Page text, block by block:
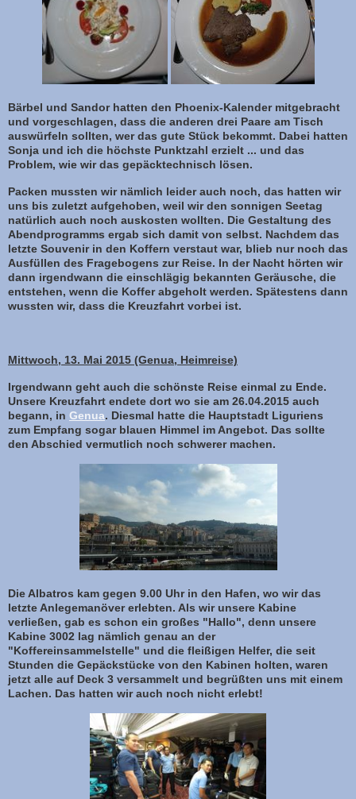
Bärbel und Sandor hatten den Phoenix-Kalender mitgebracht
und vorgeschlagen, dass die anderen drei Paare am Tisch
auswürfeln sollten, wer das gute Stück bekommt. Dabei hatten
Sonja und ich die höchste Punktzahl erzielt ... und das
Problem, wie wir das gepäcktechnisch lösen.
Packen mussten wir nämlich leider auch noch, das hatten wir
uns bis zuletzt aufgehoben, weil wir den sonnigen Seetag
natürlich auch noch auskosten wollten. Die Gestaltung des
Abendprogramms ergab sich damit von selbst. Nachdem das
letzte Souvenir in den Koffern verstaut war, blieb nur noch das
Ausfüllen des Fragebogens zur Reise. In der Nacht hörten wir
dann irgendwann die einschlägig bekannten Geräusche, die
entstehen, wenn die Koffer abgeholt werden. Spätestens dann
wussten wir, dass die Kreuzfahrt vorbei ist.
Mittwoch, 13. Mai 2015 (Genua, Heimreise)
Irgendwann geht auch die schönste Reise einmal zu Ende.
Unsere Kreuzfahrt endete dort wo sie am 26.04.2015 auch
begann, in Genua. Diesmal hatte die Hauptstadt Liguriens
zum Empfang sogar blauen Himmel im Angebot. Das sollte
den Abschied vermutlich noch schwerer machen.
Die Albatros kam gegen 9.00 Uhr in den Hafen, wo wir das
letzte Anlegemanöver erlebten. Als wir unsere Kabine
verließen, gab es schon ein großes "Hallo", denn unsere
Kabine 3002 lag nämlich genau an der
"Koffereinsammelstelle" und die fleißigen Helfer, die seit
Stunden die Gepäckstücke von den Kabinen holten, waren
jetzt alle auf Deck 3 versammelt und begrüßten uns mit einem
Lachen. Das hatten wir auch noch nicht erlebt!